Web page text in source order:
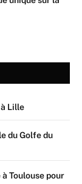
Lille
du Golfe du
Toulouse pour